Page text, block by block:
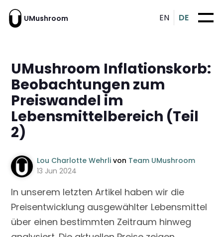
UMushroom EN DE
UMushroom Inflationskorb:
Beobachtungen zum
Preiswandel im
Lebensmittelbereich (Teil
2)
Lou Charlotte Wehrlivon Team UMushroom
13 Jun 2024
In unserem letzten Artikel haben wir die
Preisentwicklung ausgewählter Lebensmittel
über einen bestimmten Zeitraum hinweg